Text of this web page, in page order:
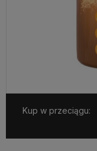
Kup w przeciągu: